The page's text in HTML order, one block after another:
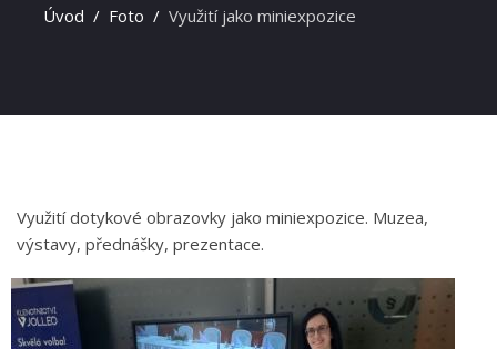
Úvod Foto Využití jako miniexpozice
Využití dotykové obrazovky jako miniexpozice. Muzea,
výstavy, přednášky, prezentace.